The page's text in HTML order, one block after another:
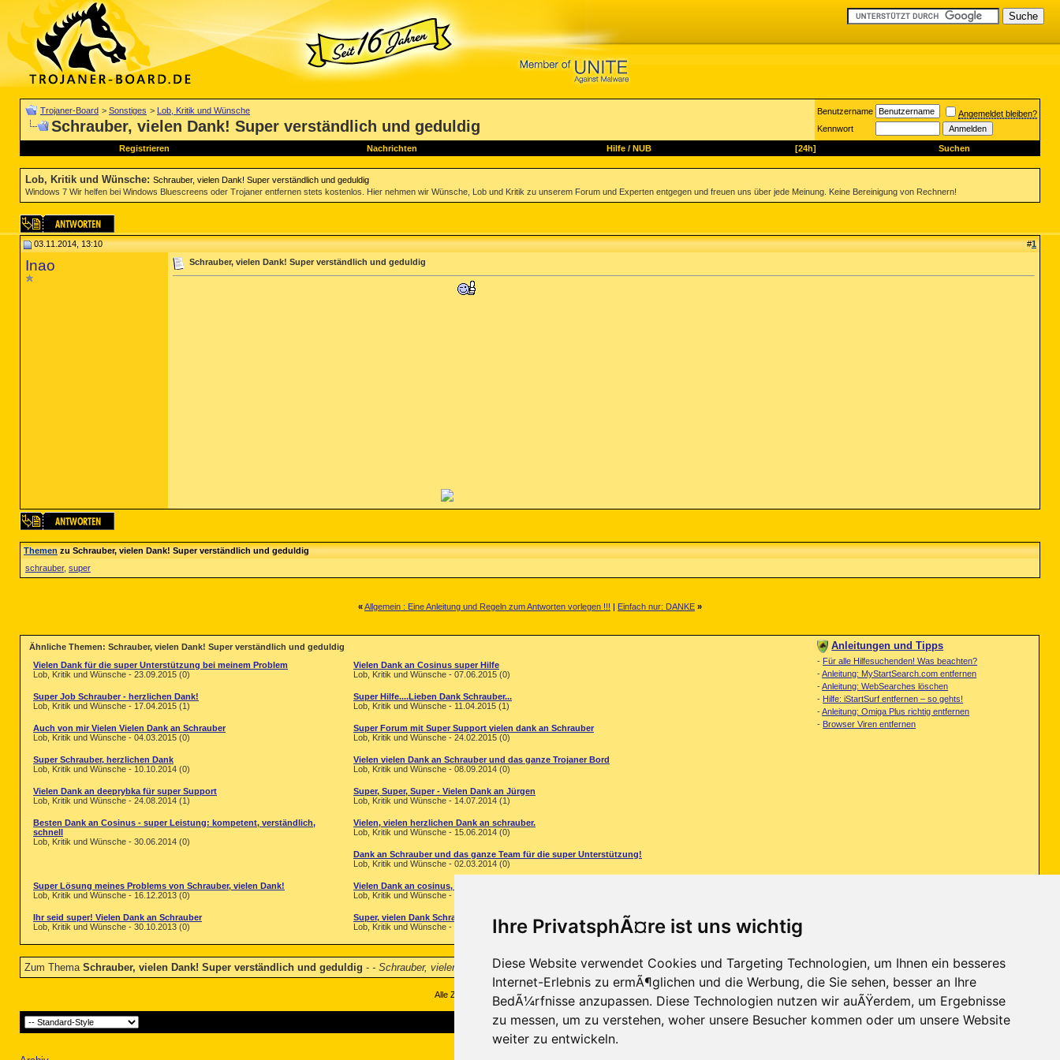
Ihre PrivatsphÃ¤re ist uns wichtig
Diese Website verwendet Cookies und Targeting Technologien, um Ihnen ein besseres
Internet-Erlebnis zu ermÃ¶glichen und die Werbung, die Sie sehen, besser an Ihre
BedÃ¼rfnisse anzupassen. Diese Technologien nutzen wir auÃŸerdem, um Ergebnisse
zu messen, um zu verstehen, woher unsere Besucher kommen oder um unsere Website
weiter zu entwickeln.
Trojaner-Board > Sonstiges > Lob, Kritik und Wünsche
Schrauber, vielen Dank! Super verständlich und geduldig
Benutzername
Angemeldet bleiben?
Kennwort
Registrieren Nachrichten Hilfe/ NUB [24h] Suchen
Lob, Kritik und Wünsche: Schrauber, vielen Dank! Super verständlich und geduldig
Windows 7 Wir helfen bei Windows Bluescreens oder Trojaner entfernen stets kostenlos. Hier nehmen wir Wünsche, Lob und Kritik zu unserem Forum und Experten entgegen und freuen uns über jede Meinung. Keine Bereinigung von Rechnern!
03.11.2014, 13:10 #1
Inao Schrauber, vielen Dank! Super verständlich und geduldig
Themenzu Schrauber, vielen Dank! Super verständlich und geduldig
schrauber, super
«Allgemein : Eine Anleitung und Regeln zum Antworten vorlegen !!! | Einfach nur: DANKE »
Ähnliche Themen: Schrauber, vielen Dank! Super verständlich und geduldig
Vielen Dank für die super Unterstützung bei meinem Problem
Lob, Kritik und Wünsche - 23.09.2015 (0)
Vielen Dank an Cosinus super Hilfe
Lob, Kritik und Wünsche - 07.06.2015 (0)
Super Job Schrauber - herzlichen Dank!
Lob, Kritik und Wünsche - 17.04.2015 (1)
Super Hilfe....Lieben Dank Schrauber...
Lob, Kritik und Wünsche - 11.04.2015 (1)
Auch von mir Vielen Vielen Dank an Schrauber
Lob, Kritik und Wünsche - 04.03.2015 (0)
Super Forum mit Super Support vielen dank an Schrauber
Lob, Kritik und Wünsche - 24.02.2015 (0)
Super Schrauber, herzlichen Dank
Lob, Kritik und Wünsche - 10.10.2014 (0)
Vielen vielen Dank an Schrauber und das ganze Trojaner Bord
Lob, Kritik und Wünsche - 08.09.2014 (0)
Vielen Dank an deeprybka für super Support
Lob, Kritik und Wünsche - 24.08.2014 (1)
Super, Super, Super - Vielen Dank an Jürgen
Lob, Kritik und Wünsche - 14.07.2014 (1)
Besten Dank an Cosinus - super Leistung: kompetent, verständlich,
schnell
Lob, Kritik und Wünsche - 30.06.2014 (0)
Vielen, vielen herzlichen Dank an schrauber.
Lob, Kritik und Wünsche - 15.06.2014 (0)
Dank an Schrauber und das ganze Team für die super Unterstützung!
Lob, Kritik und Wünsche - 02.03.2014 (0)
Super Lösung meines Problems von Schrauber, vielen Dank!
Lob, Kritik und Wünsche - 16.12.2013 (0)
Vielen Dank an cosinus, super Forum!
Lob, Kritik und Wünsche - 14.11.2013 (1)
Ihr seid super! Vielen Dank an Schrauber
Lob, Kritik und Wünsche - 30.10.2013 (0)
Super, vielen Dank Schrauber!
Lob, Kritik und Wünsche - 31.07.2013 (1)
Anleitungen und Tipps
- Für alle Hilfesuchenden! Was beachten?
-Anleitung: MyStartSearch.com entfernen
-Anleitung: WebSearches löschen
- Hilfe: iStartSurf entfernen – so gehts!
-Anleitung: Omiga Plus richtig entfernen
- Browser Viren entfernen
Zum Thema Schrauber, vielen Dank! Super verständlich und geduldig - - Schrauber, vielen Dank! Super verständlich und geduldig...
Alle Zeitangaben in WEZ +1. Es ist jetzt
Kontakt-Trojaner-Board-Archiv-Datenschutzerklärung-Nach oben